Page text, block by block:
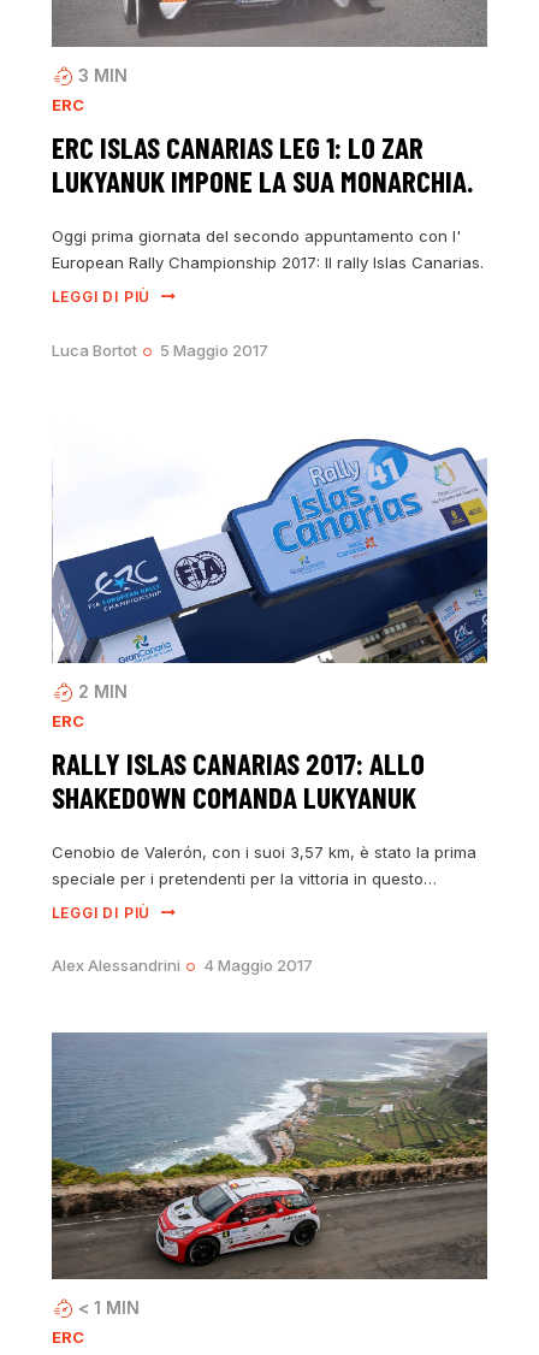
3 MIN
ERC
ERC ISLAS CANARIAS LEG 1: LO ZAR
LUKYANUK IMPONE LA SUA MONARCHIA.
Oggi prima giornata del secondo appuntamento con l'
European Rally Championship 2017: Il rally Islas Canarias.
LEGGI DI PIÙ
Luca Bortot 5 Maggio 2017
2 MIN
ERC
RALLY ISLAS CANARIAS 2017: ALLO
SHAKEDOWN COMANDA LUKYANUK
Cenobio de Valerón, con i suoi 3,57 km, è stato la prima
speciale per i pretendenti per la vittoria in questo…
LEGGI DI PIÙ
Alex Alessandrini 4 Maggio 2017
< 1 MIN
ERC